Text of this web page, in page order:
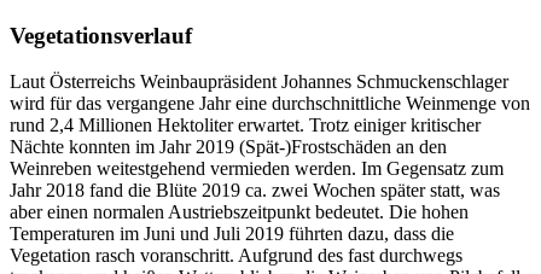
Vegetationsverlauf
Laut Österreichs Weinbaupräsident Johannes Schmuckenschlager
wird für das vergangene Jahr eine durchschnittliche Weinmenge von
rund 2,4 Millionen Hektoliter erwartet. Trotz einiger kritischer
Nächte konnten im Jahr 2019 (Spät-)Frostschäden an den
Weinreben weitestgehend vermieden werden. Im Gegensatz zum
Jahr 2018 fand die Blüte 2019 ca. zwei Wochen später statt, was
aber einen normalen Austriebszeitpunkt bedeutet. Die hohen
Temperaturen im Juni und Juli 2019 führten dazu, dass die
Vegetation rasch voranschritt. Aufgrund des fast durchwegs